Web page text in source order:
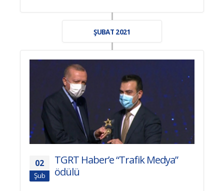
ŞUBAT 2021
02
Şub
TGRT Haber’e “Trafik Medya”
ödülü